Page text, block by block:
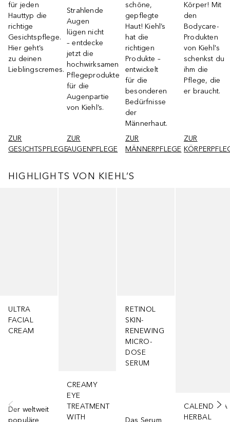
für jeden
Hauttyp die
richtige
Gesichtspflege.
Hier geht’s
zu deinen
Lieblingscremes.
ZUR
GESICHTSPFLEGE
Strahlende
Augen
lügen nicht
– entdecke
jetzt die
hochwirksamen
Pflegeprodukte
für die
Augenpartie
von Kiehl’s.
ZUR
AUGENPFLEGE
schöne,
gepflegte
Haut! Kiehl’s
hat die
richtigen
Produkte –
entwickelt
für die
besonderen
Bedürfnisse
der
Männerhaut.
ZUR
MÄNNERPFLEGE
Körper! Mit
den
Bodycare-
Produkten
von Kiehl's
schenkst du
ihm die
Pflege, die
er braucht.
ZUR
HIGHLIGHTS VON KIEHL’S
ULTRA
FACIAL
CREAM
Der weltweit
populäre
CREAMY
EYE
TREATMENT
WITH
RETINOL
SKIN-
RENEWING
MICRO-
DOSE
SERUM
Das Serum
CALENDULA
HERBAL